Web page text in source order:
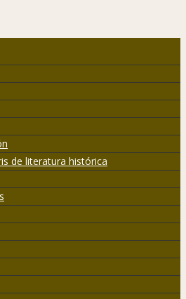
de literatura histórica